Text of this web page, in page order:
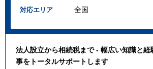
対応エリア 全国
法人設立から相続税まで - 幅広い知識と経
事をトータルサポートします